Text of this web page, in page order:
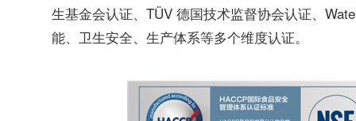
生基金会认证、TÜV 德国技术监督协会认证、
能、卫生安全、生产体系等多个维度认证。